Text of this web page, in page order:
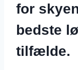
for
bedste
tilfælde.